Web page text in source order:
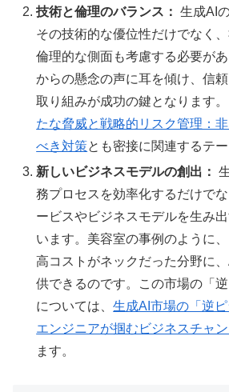
技術と倫理のバランス： 生成AI
その技術的な優位性だけでなく
倫理的な側面も考慮する必要が
からの懸念の声に耳を傾け、信
取り組みが成功の鍵となります
たな脅威と戦略的リスク管理：
べき対策とも密接に関連するテー
新しいビジネスモデルの創出：
務プロセスを効率化するだけで
ービスやビジネスモデルを生み
います。美容室の事例のように
高コストがネックだった分野に
供できるのです。この市場の「
については、生成AI市場の「逆
エンジニアが掴むビジネスチャン
ます。